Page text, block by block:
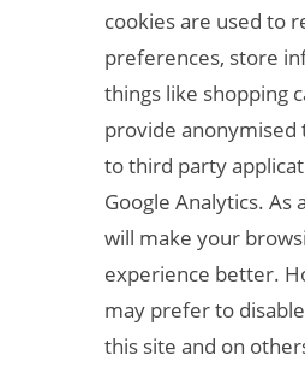
cookies are used to
preferences, store
things like shopping
provide anonymised
to third party
Google Analytics. As
will make your
experience better.
may prefer to
this site and on